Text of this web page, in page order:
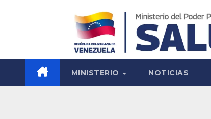
MINISTERIO NOTICIAS